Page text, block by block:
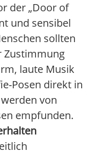
der „Door of
und sensibel
sollten
Zustimmung
laute Musik
Posen direkt in
von
empfunden.